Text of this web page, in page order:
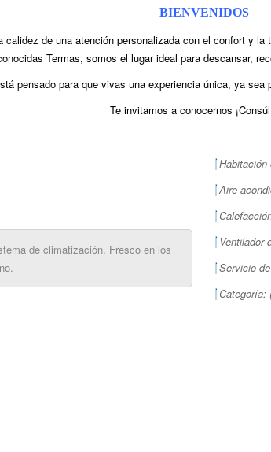
BIENVENIDOS
de una atención personalizada con el confort y
Termas, somos el lugar ideal para descansar,
pensado para que vivas una experiencia única, ya
Te invitamos a conocernos
de climatización. Fresco en los
Habitación
Aire
Ventilador
Servicio
Categoría: